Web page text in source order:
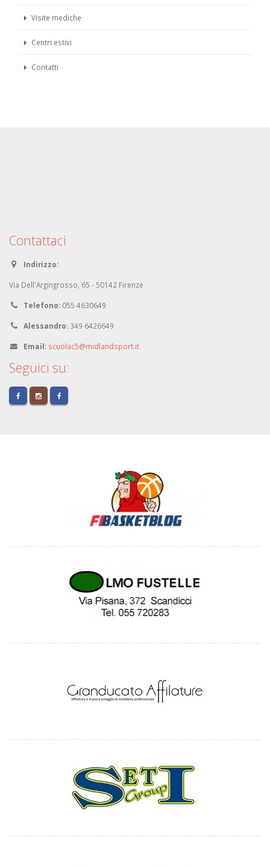
Visite mediche
Centri estivi
Contatti
Contattaci
Indirizzo:
Via Dell'Argingrosso, 65 - 50142 Firenze
Telefono: 055 4630649
Alessandro: 349 6426649
Email: scuolac5@midlandsport.it
Seguici su: